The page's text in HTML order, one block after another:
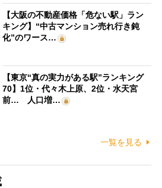
【大阪の不動産価格「危ない駅」ラン
キング】“中古マンション売れ行き鈍
化”のワース…
【東京“真の実力がある駅”ランキング
70】1位・代々木上原、2位・水天宮
前… 人口増…
一覧を見る